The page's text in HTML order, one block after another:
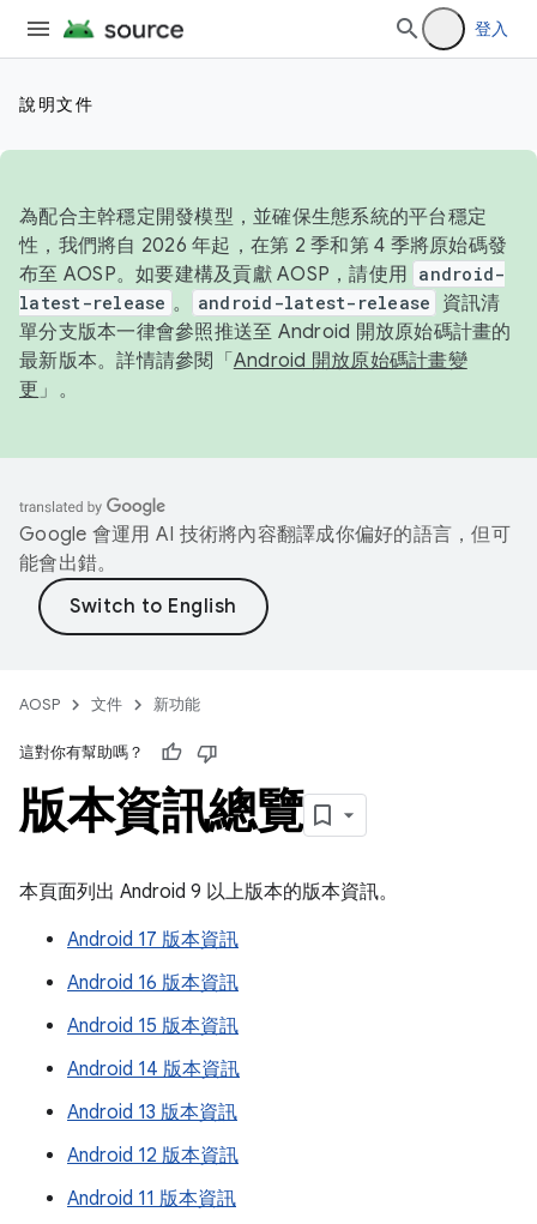
登入
說明文件
為配合主幹穩定開發模型，並確保生態系統的平台穩定
性，我們將自 2026 年起，在第 2 季和第 4 季將原始碼發
布至 AOSP。如要建構及貢獻 AOSP，請使用 android-
latest-release 。 android-latest-release
資訊清
單分支版本一律會參照推送至 Android 開放原始碼計畫的
最新版本。詳情請參閱「 Android 開放原始碼計畫變
更 」。
Google 會運用 AI 技術將內容翻譯成你偏好的語言，但可
能會出錯。
AOSP 文件 新功能
這對你有幫助嗎？
版本資訊總覽
本頁面列出 Android 9 以上版本的版本資訊。
Android 17 版本資訊
Android 16 版本資訊
Android 15 版本資訊
Android 14 版本資訊
Android 13 版本資訊
Android 12 版本資訊
Android 11 版本資訊